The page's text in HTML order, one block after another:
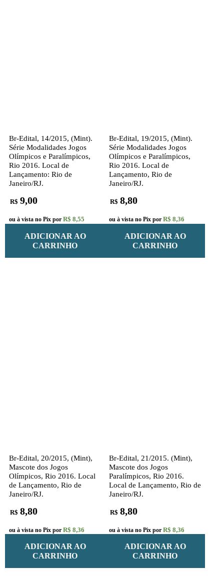
Br-Edital, 14/2015, (Mint).
Série Modalidades Jogos
Olímpicos e Paralímpicos,
Rio 2016. Local de
Lançamento: Rio de
Janeiro/RJ.
R$ 9,00
ou à vista no Pix por R$ 8,55
ADICIONAR AO
CARRINHO
Br-Edital, 19/2015, (Mint).
Série Modalidades Jogos
Olímpicos e Paralímpicos,
Rio 2016. Local de
Lançamento, Rio de
Janeiro/RJ.
R$ 8,80
ou à vista no Pix por R$ 8,36
ADICIONAR AO
CARRINHO
Br-Edital, 20/2015, (Mint),
Mascote dos Jogos
Olímpicos, Rio 2016. Local
de Lançamento, Rio de
Janeiro/RJ.
R$ 8,80
ou à vista no Pix por R$ 8,36
ADICIONAR AO
CARRINHO
Br-Edital, 21/2015. (Mint),
Mascote dos Jogos
Paralímpicos, Rio 2016.
Local de Lançamento, Rio de
Janeiro/RJ.
R$ 8,80
ou à vista no Pix por R$ 8,36
ADICIONAR AO
CARRINHO